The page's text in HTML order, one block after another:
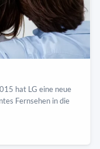
hat LG eine neue
Fernsehen in die